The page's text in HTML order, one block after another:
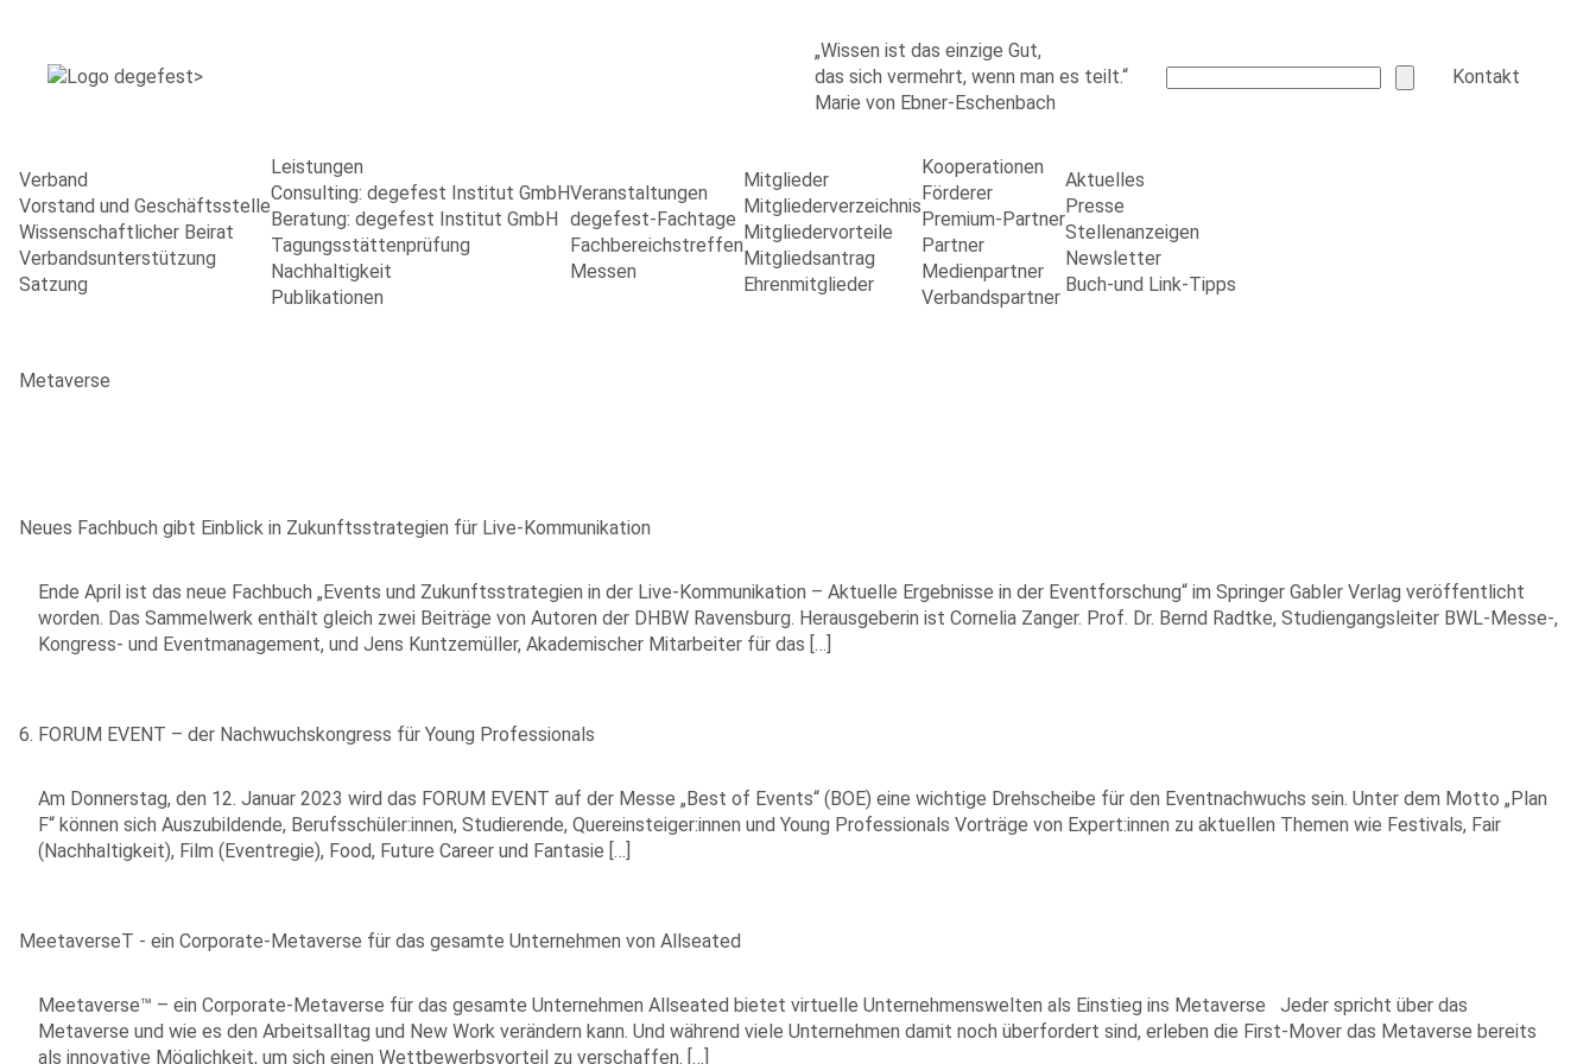
„Wissen ist das einzige Gut,
das sich vermehrt, wenn man es teilt.“
Marie von Ebner-Eschenbach
Kontakt
Verband
Vorstand und Geschäftsstelle
Wissenschaftlicher Beirat
Verbandsunterstützung
Satzung
Leistungen
Consulting: degefest Institut GmbH
Beratung: degefest Institut GmbH
Tagungsstättenprüfung
Nachhaltigkeit
Publikationen
Veranstaltungen
degefest-Fachtage
Fachbereichstreffen
Messen
Mitglieder
Mitgliederverzeichnis
Mitgliedervorteile
Mitgliedsantrag
Ehrenmitglieder
Kooperationen
Förderer
Premium-Partner
Partner
Medienpartner
Verbandspartner
Aktuelles
Presse
Stellenanzeigen
Newsletter
Buch-und Link-Tipps
Metaverse
Neues Fachbuch gibt Einblick in Zukunftsstrategien für Live-Kommunikation
Ende April ist das neue Fachbuch „Events und Zukunftsstrategien in der Live-Kommunikation – Aktuelle Ergebnisse in der Eventforschung“ im Springer Gabler Verlag veröffentlicht
worden. Das Sammelwerk enthält gleich zwei Beiträge von Autoren der DHBW Ravensburg. Herausgeberin ist Cornelia Zanger. Prof. Dr. Bernd Radtke, Studiengangsleiter BWL-Messe-,
Kongress- und Eventmanagement, und Jens Kuntzemüller, Akademischer Mitarbeiter für das […]
6. FORUM EVENT – der Nachwuchskongress für Young Professionals
Am Donnerstag, den 12. Januar 2023 wird das FORUM EVENT auf der Messe „Best of Events“ (BOE) eine wichtige Drehscheibe für den Eventnachwuchs sein. Unter dem Motto „Plan
F“ können sich Auszubildende, Berufsschüler:innen, Studierende, Quereinsteiger:innen und Young Professionals Vorträge von Expert:innen zu aktuellen Themen wie Festivals, Fair
(Nachhaltigkeit), Film (Eventregie), Food, Future Career und Fantasie […]
MeetaverseT - ein Corporate-Metaverse für das gesamte Unternehmen von Allseated
Meetaverse™ – ein Corporate-Metaverse für das gesamte Unternehmen Allseated bietet virtuelle Unternehmenswelten als Einstieg ins Metaverse Jeder spricht über das
Metaverse und wie es den Arbeitsalltag und New Work verändern kann. Und während viele Unternehmen damit noch überfordert sind, erleben die First-Mover das Metaverse bereits
als innovative Möglichkeit, um sich einen Wettbewerbsvorteil zu verschaffen. […]